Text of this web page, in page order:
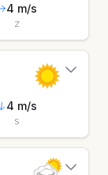
4 m/s
Z
4 m/s
S